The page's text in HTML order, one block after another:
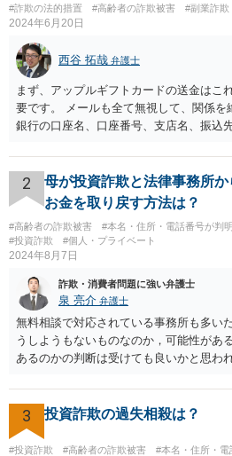
#詐欺の法的措置
#高齢者の詐欺被害 #副業詐欺
2024年6月20日
西谷 拓哉 弁護士
まず、アップルギフトカードの送金はこ
要です。 メールも全て無視して、関係を
銀行の口座名、口座番号、支店名、振込
はありません。 そのため、現時点でと
となどが確認できるのであれば、念のた
座については、 銀行で口座の解約処理を
2
母が投資詐欺と法律事務所
お金を取り戻す方法は？
#高齢者の詐欺被害 #本名・住所・電話番号が判明
#投資詐欺
#個人・プライベート
2024年8月7日
詐欺・消費者問題に強い弁護士
泉 亮介 弁護士
無料相談で対応されている事務所も多い
うしようもないものなのか，可能性があ
あるのかの判断は受けても良いかと思わ
金がされる可能性もあるかと思われます
3 投資詐欺の過失相殺は？
#投資詐欺 #高齢者の詐欺被害 #本名・住所・電